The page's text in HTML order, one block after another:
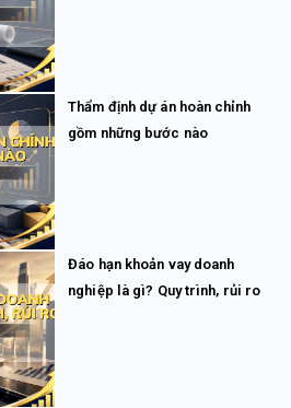
Thẩm định dự án hoàn chỉnh
gồm những bước nào
Đáo hạn khoản vay doanh
nghiệp là gì? Quy trình, rủi ro